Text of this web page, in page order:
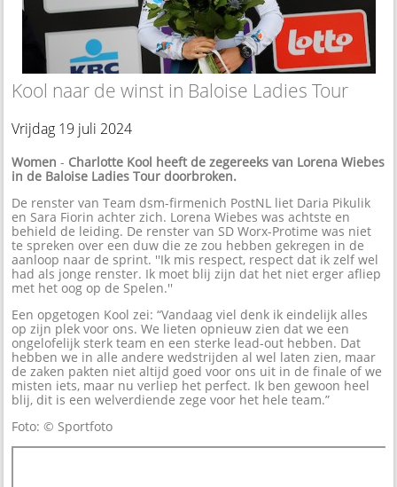
Kool naar de winst in Baloise Ladies Tour
Vrijdag 19 juli 2024
Women - Charlotte Kool heeft de zegereeks van Lorena Wiebes
in de Baloise Ladies Tour doorbroken.
De renster van Team dsm-firmenich PostNL liet Daria Pikulik
en Sara Fiorin achter zich. Lorena Wiebes was achtste en
behield de leiding. De renster van SD Worx-Protime was niet
te spreken over een duw die ze zou hebben gekregen in de
aanloop naar de sprint. ''Ik mis respect, respect dat ik zelf wel
had als jonge renster. Ik moet blij zijn dat het niet erger afliep
met het oog op de Spelen.''
Een opgetogen Kool zei: “Vandaag viel denk ik eindelijk alles
op zijn plek voor ons. We lieten opnieuw zien dat we een
ongelofelijk sterk team en een sterke lead-out hebben. Dat
hebben we in alle andere wedstrijden al wel laten zien, maar
de zaken pakten niet altijd goed voor ons uit in de finale of we
misten iets, maar nu verliep het perfect. Ik ben gewoon heel
blij, dit is een welverdiende zege voor het hele team.”
Foto: © Sportfoto